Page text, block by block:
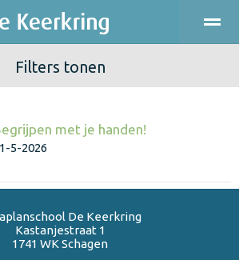
KENNISMAKEN
mail Agenda
Filters tonen
met je handen!
5-2026
De Keerkring
Kastanjestraat 1
1741 WK Schagen